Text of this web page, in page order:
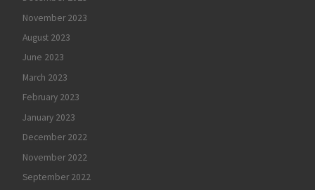
November 2023
August 2023
June 2023
March 2023
February 2023
January 2023
December 2022
November 2022
September 2022